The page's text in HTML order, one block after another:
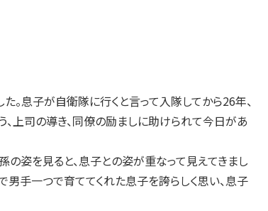
息子が自衛隊に行くと言って入隊してから26年、
上司の導き、同僚の励ましに助けられて今日があ
姿を見ると、息子との姿が重なって見えてきまし
男手一つで育ててくれた息子を誇らしく思い、息子